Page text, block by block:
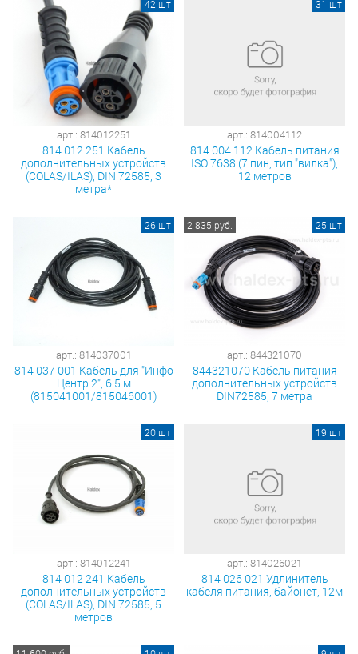
арт.: 814012251
814 012 251 Кабель
дополнительных устройств
(COLAS/ILAS), DIN 72585, 3
метра*
42 шт
арт.: 814004112
814 004 112 Кабель питания
ISO 7638 (7 пин, тип "вилка"),
12 метров
31 шт
арт.: 814037001
814 037 001 Кабель для "Инфо
Центр 2", 6.5 м
(815041001/815046001)
26 шт
арт.: 844321070
844321070 Кабель питания
дополнительных устройств
DIN72585, 7 метра
2 835 руб. 25 шт
арт.: 814012241
814 012 241 Кабель
дополнительных устройств
(COLAS/ILAS), DIN 72585, 5
метров
20 шт
арт.: 814026021
814 026 021 Удлинитель
кабеля питания, байонет, 12м
19 шт